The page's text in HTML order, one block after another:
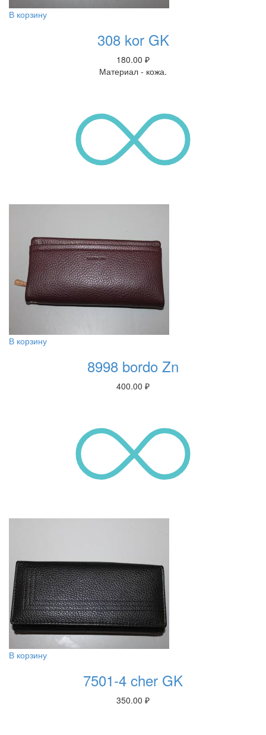
В корзину
308 kor GK
180.00 ₽
Материал - кожа.
В корзину
8998 bordo Zn
400.00 ₽
В корзину
7501-4 cher GK
350.00 ₽